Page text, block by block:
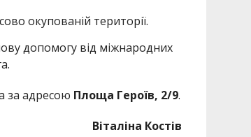
окупованій території.
допомогу від міжнародних
за адресою Площа Героїв, 2/9.
Віталіна Костів